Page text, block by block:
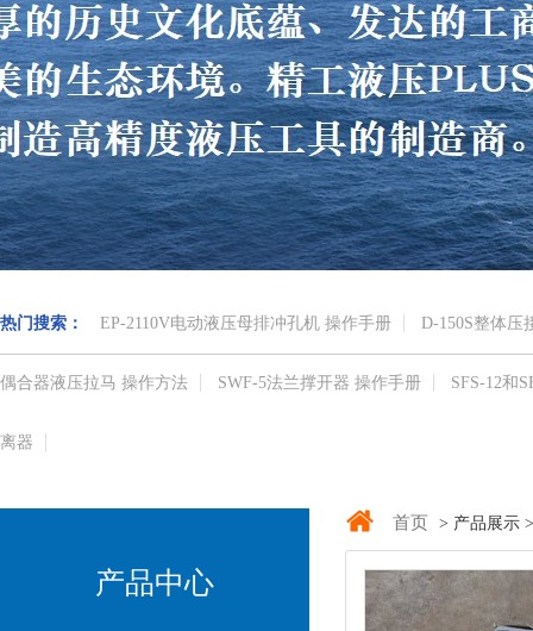
热门搜索： EP-2110V电动液压母排冲孔机 操作手册 D-150S整体压
偶合器液压拉马 操作方法 SWF-5法兰撑开器 操作手册 SFS-12和
离器
产品中心
首页 > 产品展示